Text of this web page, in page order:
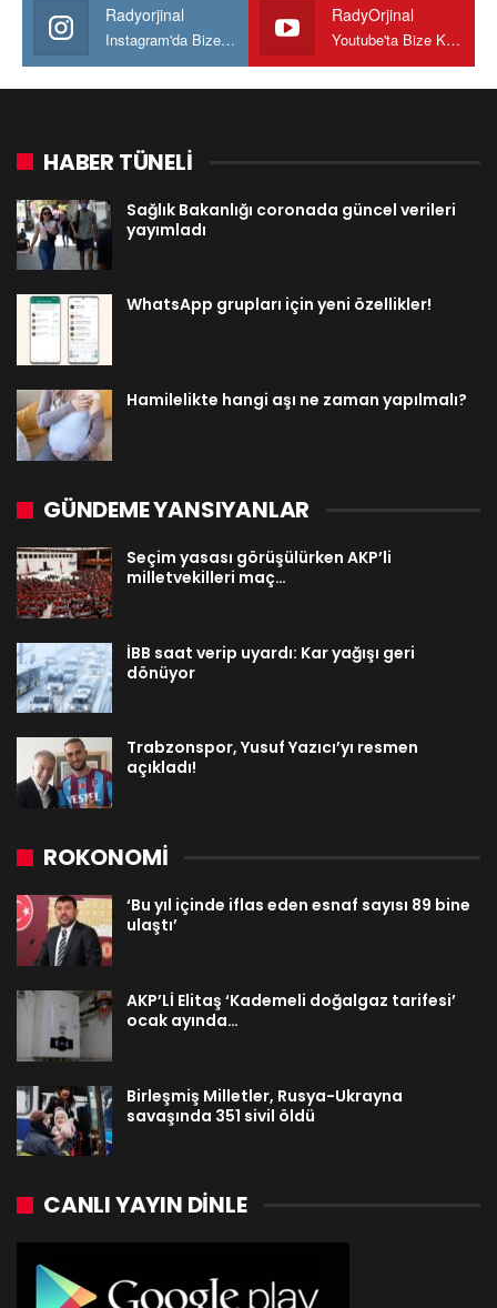
Radyorjinal
Instagram'da Bize katılın
RadyOrjinal
Youtube'ta Bize Katılın
HABER TÜNELİ
Sağlık Bakanlığı coronada güncel verileri
yayımladı
WhatsApp grupları için yeni özellikler!
Hamilelikte hangi aşı ne zaman yapılmalı?
GÜNDEME YANSIYANLAR
Seçim yasası görüşülürken AKP’li
milletvekilleri maç…
İBB saat verip uyardı: Kar yağışı geri
dönüyor
Trabzonspor, Yusuf Yazıcı’yı resmen
açıkladı!
ROKONOMİ
‘Bu yıl içinde iflas eden esnaf sayısı 89 bine
ulaştı’
AKP’Lİ Elitaş ‘Kademeli doğalgaz tarifesi’
ocak ayında…
Birleşmiş Milletler, Rusya-Ukrayna
savaşında 351 sivil öldü
CANLI YAYIN DINLE